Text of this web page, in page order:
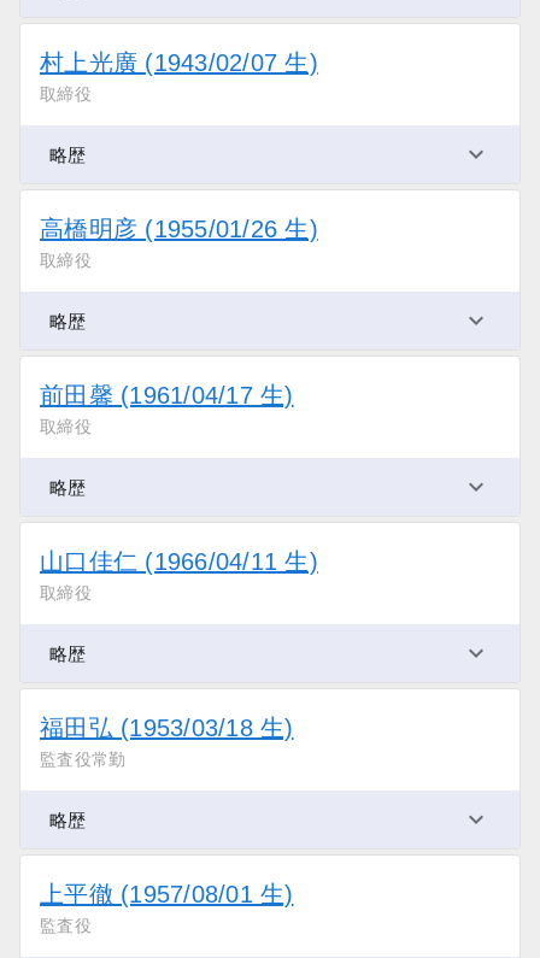
村上光廣 (1943/02/07 生)
取締役
略歴
高橋明彦 (1955/01/26 生)
取締役
略歴
前田馨 (1961/04/17 生)
取締役
略歴
山口佳仁 (1966/04/11 生)
取締役
略歴
福田弘 (1953/03/18 生)
監査役常勤
略歴
上平徹 (1957/08/01 生)
監査役